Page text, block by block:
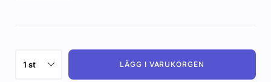
LÄGG I VARUKORGEN